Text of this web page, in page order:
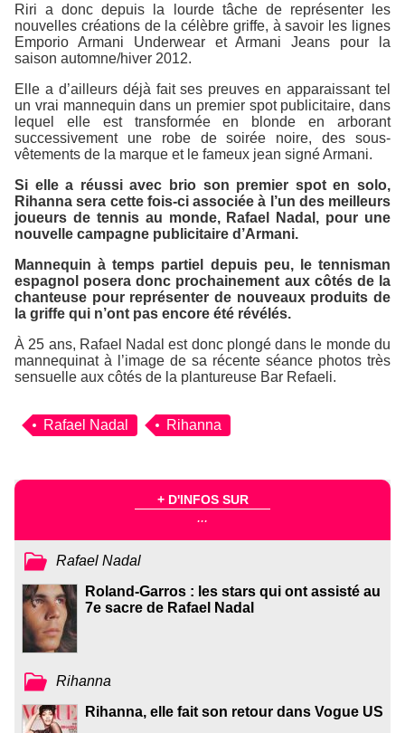
Riri a donc depuis la lourde tâche de représenter les
nouvelles créations de la célèbre griffe, à savoir les lignes
Emporio Armani UnderwearetArmani Jeans pour la
saison automne/hiver 2012.
Elle a d’ailleurs déjà fait ses preuves en apparaissant tel
un vrai mannequin dans un premier spot publicitaire, dans
lequel elle est transformée en blonde en arborant
successivement une robe de soirée noire, des sous-
vêtements de la marque et le fameux jean signéArmani.
Si elle a réussi avec brio son premier spot en solo,
Rihanna sera cette fois-ci associée à l’un des meilleurs
joueurs de tennis au monde, Rafael Nadal, pour une
nouvelle campagne publicitaire d’Armani.
Mannequin à temps partiel depuis peu, le tennisman
espagnol posera donc prochainement aux côtés de la
chanteuse pour représenter de nouveaux produits de
la griffe qui n’ont pas encore été révélés.
À 25 ans, Rafael Nadal est donc plongé dans le monde du
mannequinat à l’image de sa récente séance photos très
sensuelle aux côtés de la plantureuse Bar Refaeli.
Rafael Nadal Rihanna
+ D'INFOS SUR
...
Rafael Nadal
Roland-Garros : les stars qui ont assisté au
7e sacre de Rafael Nadal
Rihanna
Rihanna, elle fait son retour dans Vogue US